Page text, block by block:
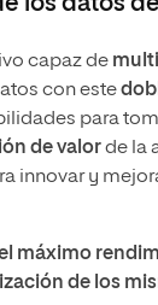
capaz de
con este
para
de valorde la
innovar y
máximo
de los